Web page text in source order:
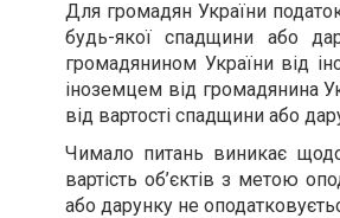
Для громадян України
будь-якої спадщини або
громадянином України від
іноземцем від громадянина
від вартості спадщини або
Чимало питань виникає щодо
вартість об’єктів з метою
або дарунку не